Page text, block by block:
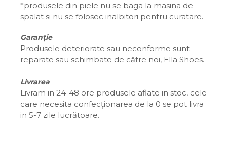
*produsele din piele nu se baga la masina de
spalat si nu se folosec inalbitori pentru curatare.
Garanție
Produsele deteriorate sau neconforme sunt
reparate sau schimbate de către noi, Ella Shoes.
Livrarea
Livram in 24-48 ore produsele aflate in stoc, cele
care necesita confecționarea de la 0 se pot livra
in 5-7 zile lucrătoare.